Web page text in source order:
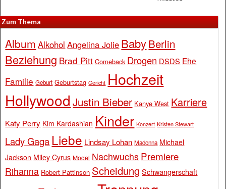
Zum Thema
Album Alkohol Angelina Jolie BabyBerlin
Beziehung Brad Pitt Comeback Drogen DSDS Ehe
Familie Geburt Geburtstag Gericht Hochzeit
Hollywood Justin Bieber Kanye West Karriere
Katy Perry Kim Kardashian Kinder Konzert Kristen Stewart
Lady Gaga Liebe Lindsay Lohan Madonna Michael
Jackson Miley Cyrus Model Nachwuchs Premiere
Rihanna Robert Pattinson Scheidung Schwangerschaft